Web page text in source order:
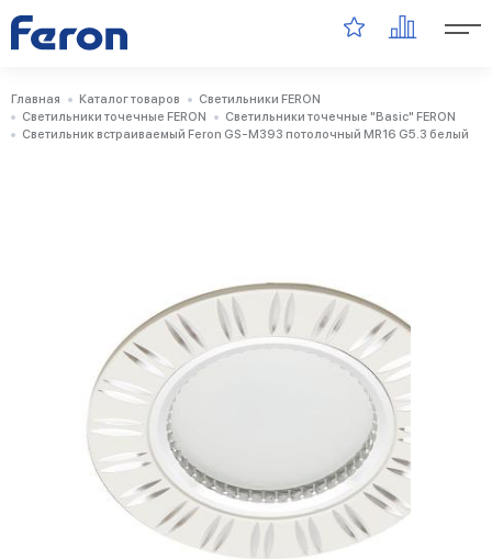
Главная Каталог товаров
Светильники FERON
Светильники точечные FERON
Светильники точечные "Basic" FERON
Светильник встраиваемый Feron GS-M393 потолочный MR16 G5.3 белый